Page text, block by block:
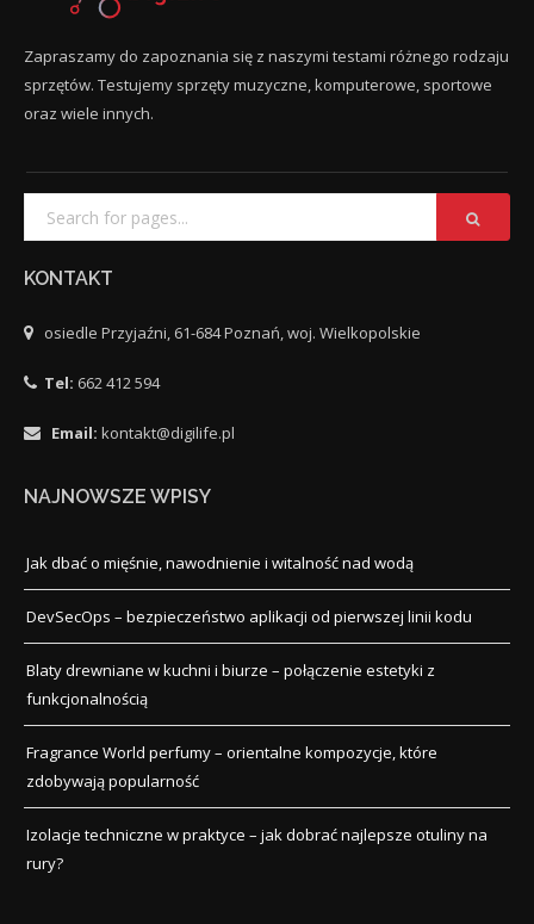
Zapraszamy do zapoznania się z naszymi testami różnego rodzaju
sprzętów. Testujemy sprzęty muzyczne, komputerowe, sportowe
oraz wiele innych.
KONTAKT
osiedle Przyjaźni, 61-684 Poznań, woj. Wielkopolskie
Tel: 662 412 594
Email: kontakt@digilife.pl
NAJNOWSZE WPISY
Jak dbać o mięśnie, nawodnienie i witalność nad wodą
DevSecOps – bezpieczeństwo aplikacji od pierwszej linii kodu
Blaty drewniane w kuchni i biurze – połączenie estetyki z
funkcjonalnością
Fragrance World perfumy – orientalne kompozycje, które
zdobywają popularność
Izolacje techniczne w praktyce – jak dobrać najlepsze otuliny na
rury?